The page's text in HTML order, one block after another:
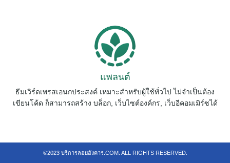
แพลนต์
ธีมเวิร์ดเพรสเอนกประสงค์ เหมาะสำหรับผู้ใช้ทั่วไป ไม่จำเป็นต้อง
เขียนโค้ด ก็สามารถสร้าง บล็อก, เว็บไซต์องค์กร, เว็บอีคอมเมิร์ซได้
©2023 บริการลอยอังคาร.COM. ALL RIGHTS RESERVED.